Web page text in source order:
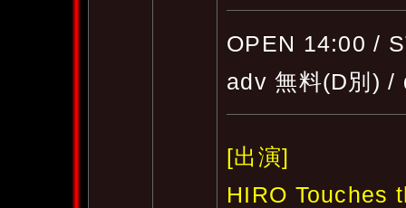
OPEN 14:00 /
adv 無料(D別) /
[出演]
HIRO Touches